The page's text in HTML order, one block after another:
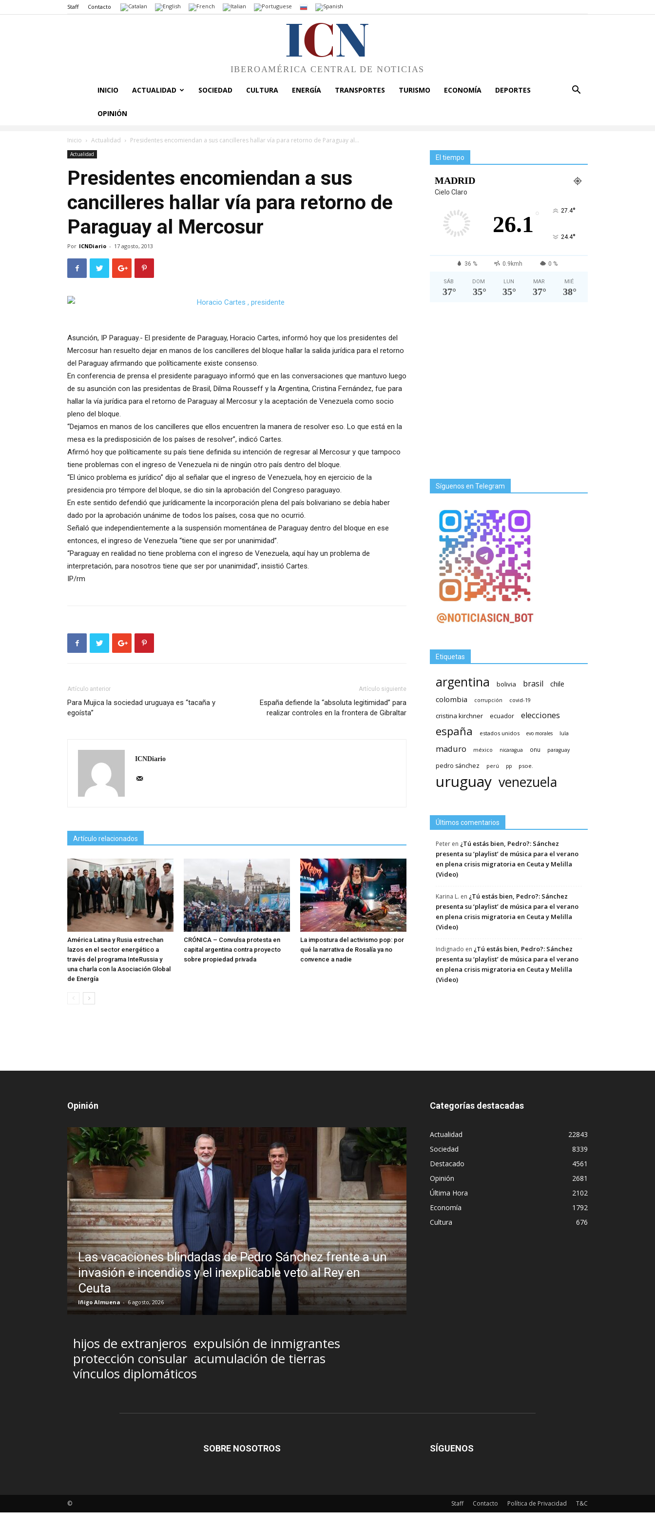
Staff Contacto
ICN
IBEROAMÉRICA CENTRAL DE NOTICIAS
INICIO ACTUALIDAD SOCIEDAD CULTURA ENERGÍA TRANSPORTES TURISMO ECONOMÍA DEPORTES
OPINIÓN
Inicio Actualidad Presidentes encomiendan a sus cancilleres hallar vía para retorno de Paraguay al...
Actualidad
Presidentes encomiendan a sus
cancilleres hallar vía para retorno de
Paraguay al Mercosur
Por ICNDiario - 17 agosto, 2013
Asunción, IP Paraguay.- El presidente de Paraguay, Horacio Cartes, informó hoy que los presidentes del
Mercosur han resuelto dejar en manos de los cancilleres del bloque hallar la salida jurídica para el retorno
del Paraguay afirmando que políticamente existe consenso.
En conferencia de prensa el presidente paraguayo informó que en las conversaciones que mantuvo luego
de su asunción con las presidentas de Brasil, Dilma Rousseff y la Argentina, Cristina Fernández, fue para
hallar la vía jurídica para el retorno de Paraguay al Mercosur y la aceptación de Venezuela como socio
pleno del bloque.
“Dejamos en manos de los cancilleres que ellos encuentren la manera de resolver eso. Lo que está en la
mesa es la predisposición de los países de resolver”, indicó Cartes.
Afirmó hoy que políticamente su país tiene definida su intención de regresar al Mercosur y que tampoco
tiene problemas con el ingreso de Venezuela ni de ningún otro país dentro del bloque.
“El único problema es jurídico” dijo al señalar que el ingreso de Venezuela, hoy en ejercicio de la
presidencia pro témpore del bloque, se dio sin la aprobación del Congreso paraguayo.
En este sentido defendió que jurídicamente la incorporación plena del país bolivariano se debía haber
dado por la aprobación unánime de todos los países, cosa que no ocurrió.
Señaló que independientemente a la suspensión momentánea de Paraguay dentro del bloque en ese
entonces, el ingreso de Venezuela “tiene que ser por unanimidad”.
“Paraguay en realidad no tiene problema con el ingreso de Venezuela, aquí hay un problema de
interpretación, para nosotros tiene que ser por unanimidad”, insistió Cartes.
IP/rm
Artículo anterior
Para Mujica la sociedad uruguaya es “tacaña y
egoísta”
Artículo siguiente
España defiende la “absoluta legitimidad” para
realizar controles en la frontera de Gibraltar
ICNDiario
Artículo relacionados
América Latina y Rusia estrechan
lazos en el sector energético a
través del programa InteRussia y
una charla con la Asociación Global
de Energía
CRÓNICA – Convulsa protesta en
capital argentina contra proyecto
sobre propiedad privada
La impostura del activismo pop: por
qué la narrativa de Rosalía ya no
convence a nadie
El tiempo
MADRID
Cielo Claro
26.1 ° 27.4°
24.4°
36 % 0.9kmh 0 %
SÁB
37°
DOM
35°
LUN
35°
MAR
37°
MIÉ
38°
Síguenos en Telegram
Etiquetas
argentina bolivia brasil
chile
colombia
corrupción covid-19
cristina kirchner ecuador elecciones
españa estados unidos evo morales lula
maduro méxico nicaragua onu paraguay
pedro sánchez perú pp psoe.
uruguay venezuela
Últimos comentarios
Peter en ¿Tú estás bien, Pedro?: Sánchez
presenta su ‘playlist’ de música para el verano
en plena crisis migratoria en Ceuta y Melilla
(Video)
Karina L. en ¿Tú estás bien, Pedro?: Sánchez
presenta su ‘playlist’ de música para el verano
en plena crisis migratoria en Ceuta y Melilla
(Video)
Indignado en ¿Tú estás bien, Pedro?: Sánchez
presenta su ‘playlist’ de música para el verano
en plena crisis migratoria en Ceuta y Melilla
(Video)
Opinión
de Pedro Sánchez frente a un
inexplicable veto al Rey en
Sin disimulo: la peligrosa promiscuidad institucional en
Brasil y la sombra del Foro de São Paulo
R.C. Gómez 5 agosto, 2026
hijos de extranjeros expulsión de inmigrantes
protección consular acumulación de tierras
vínculos diplomáticos
Categorías destacadas
Actualidad
22843
Sociedad
8339
Destacado
4561
Opinión
2681
Última Hora
2102
Economía
1792
Cultura
676
SOBRE NOSOTROS SÍGUENOS
Staff Contacto Política de Privacidad T&C
©